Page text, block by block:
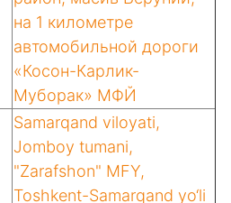
на 1 километре
автомобильной дороги
«Косон-Карлик-
Муборак» МФЙ
Samarqand viloyati,
Jomboy tumani,
"Zarafshon" MFY,
Toshkent-Samarqand yo‘li